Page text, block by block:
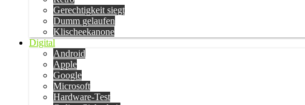
Gerechtigkeit siegt
Dumm gelaufen
Klischeekanone
Digital
Android
Apple
Google
Microsoft
Hardware-Test